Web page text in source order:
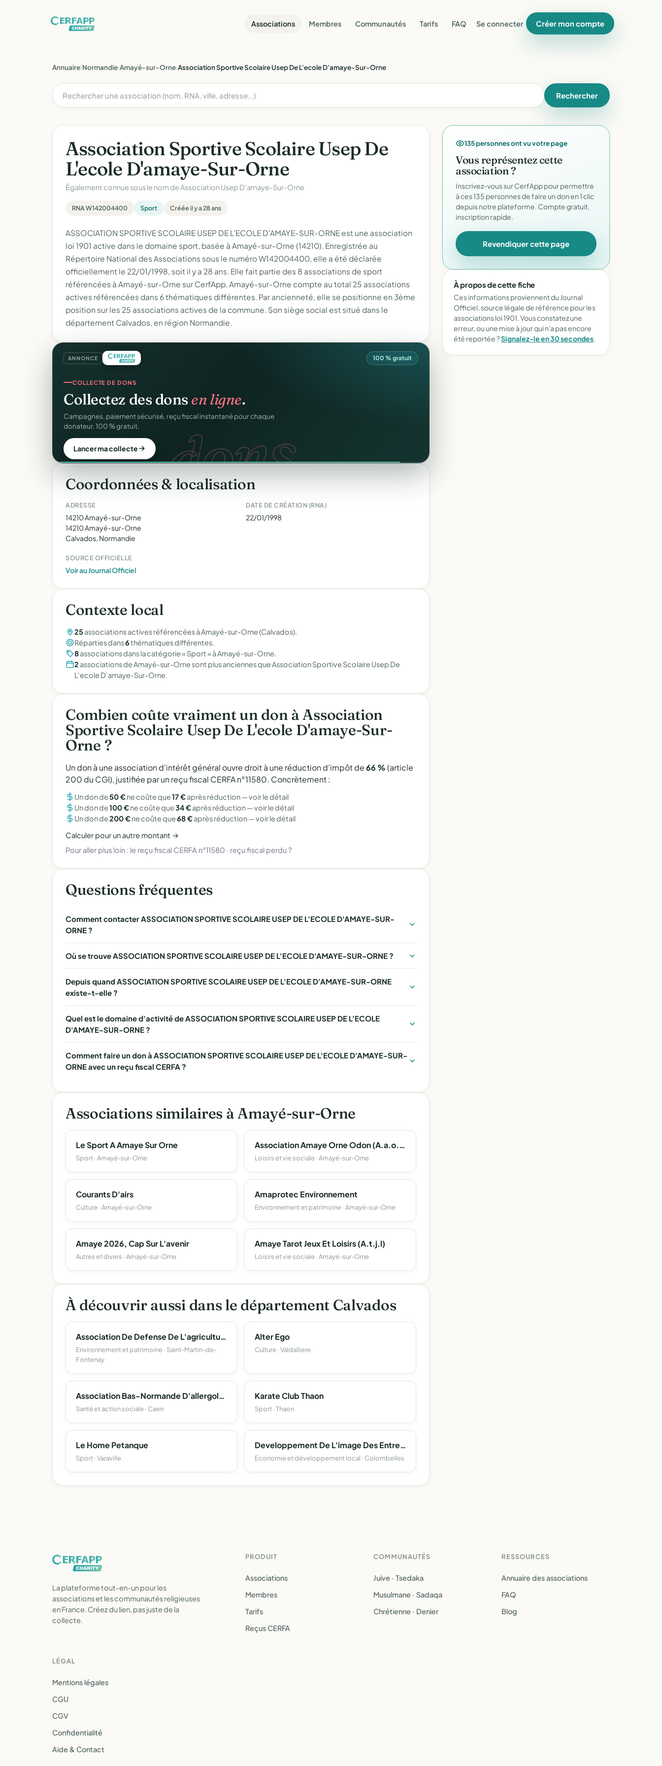
Associations Membres Communautés Tarifs FAQ Se connecter Créer mon compte
Annuaire›Normandie›Amayé-sur-Orne›Association Sportive Scolaire Usep De L'ecole D'amaye-Sur-Orne
Rechercher
Association Sportive Scolaire Usep De
L'ecole D'amaye-Sur-Orne
Également connue sous le nom deAssociation Usep D'amaye-Sur-Orne
RNA W142004400 Sport Créée il y a 28 ans
ASSOCIATION SPORTIVE SCOLAIRE USEP DE L'ECOLE D'AMAYE-SUR-ORNE est une association
loi 1901 active dans le domaine sport, basée à Amayé-sur-Orne (14210). Enregistrée au
Répertoire National des Associations sous le numéro W142004400, elle a été déclarée
officiellement le 22/01/1998, soit il y a 28 ans. Elle fait partie des 8 associations de sport
référencées à Amayé-sur-Orne sur CerfApp. Amayé-sur-Orne compte au total 25 associations
actives référencées dans 6 thématiques différentes. Par ancienneté, elle se positionne en 3ème
position sur les 25 associations actives de la commune. Son siège social est situé dans le
département Calvados, en région Normandie.
ANNONCE 100 % gratuit
CRM.
CRM ASSOCIATIF
UnCRM completpour vos membres.
Fiches donateurs, historique des dons, relances, adhésions — fini les
fichiers Excel.
Découvrir le CRM gratuit dons.
COLLECTE DE DONS
Collectez des donsen ligne.
Campagnes, paiement sécurisé, reçu fiscal instantané pour chaque
donateur. 100 % gratuit.
Lancer ma collecte
Coordonnées & localisation
ADRESSE
14210 Amayé-sur-Orne
14210 Amayé-sur-Orne
Calvados, Normandie
DATE DE CRÉATION (RNA)
22/01/1998
SOURCE OFFICIELLE
Voir au Journal Officiel
Contexte local
25associations actives référencées à Amayé-sur-Orne (Calvados).
Réparties dans6thématiques différentes.
8associations dans la catégorie « Sport » à Amayé-sur-Orne.
2 associations de Amayé-sur-Orne sont plus anciennes que Association Sportive Scolaire Usep De
L'ecole D'amaye-Sur-Orne.
Combien coûte vraiment un don à Association
Sportive Scolaire Usep De L'ecole D'amaye-Sur-
Orne ?
Un don à une association d'intérêt général ouvre droit à une réduction d'impôt de66 %(article
200 du CGI), justifiée par un reçu fiscal CERFA n°11580. Concrètement :
Un don de50 €ne coûte que17 €après réduction —voir le détail
Un don de100 €ne coûte que34 €après réduction —voir le détail
Un don de200 €ne coûte que68 €après réduction —voir le détail
Calculer pour un autre montant →
Pour aller plus loin : le reçu fiscal CERFA n°11580 · reçu fiscal perdu ?
Questions fréquentes
Comment contacter ASSOCIATION SPORTIVE SCOLAIRE USEP DE L'ECOLE D'AMAYE-SUR-
ORNE ?
Où se trouve ASSOCIATION SPORTIVE SCOLAIRE USEP DE L'ECOLE D'AMAYE-SUR-ORNE ?
Depuis quand ASSOCIATION SPORTIVE SCOLAIRE USEP DE L'ECOLE D'AMAYE-SUR-ORNE
existe-t-elle ?
Quel est le domaine d'activité de ASSOCIATION SPORTIVE SCOLAIRE USEP DE L'ECOLE
D'AMAYE-SUR-ORNE ?
Comment faire un don à ASSOCIATION SPORTIVE SCOLAIRE USEP DE L'ECOLE D'AMAYE-SUR-
ORNE avec un reçu fiscal CERFA ?
Associations similaires à Amayé-sur-Orne
Le Sport A Amaye Sur Orne
Sport · Amayé-sur-Orne
Association Amaye Orne Odon (A.a.o.o)
Loisirs et vie sociale · Amayé-sur-Orne
Courants D'airs
Culture · Amayé-sur-Orne
Amaprotec Environnement
Environnement et patrimoine · Amayé-sur-Orne
Amaye 2026, Cap Sur L'avenir
Autres et divers · Amayé-sur-Orne
Amaye Tarot Jeux Et Loisirs (A.t.j.l)
Loisirs et vie sociale · Amayé-sur-Orne
À découvrir aussi dans le département Calvados
Association De Defense De L'agriculture Contemporaine A.d.a.c
Environnement et patrimoine · Saint-Martin-de-
Fontenay
Alter Ego
Culture · Valdalliere
Association Bas-Normande D'allergologie
Santé et action sociale · Caen
Karate Club Thaon
Sport · Thaon
Le Home Petanque
Sport · Varaville
Developpement De L'image Des Entreprises Par Le Sport Dies
Economie et développement local · Colombelles
135 personnes ont vu votre page
Vous représentez cette
association ?
Inscrivez-vous sur CerfApp pour permettre
à ces 135 personnes de faire un don en 1 clic
depuis notre plateforme. Compte gratuit,
inscription rapide.
Revendiquer cette page
À propos de cette fiche
Ces informations proviennent du Journal
Officiel, source légale de référence pour les
associations loi 1901. Vous constatez une
erreur, ou une mise à jour qui n'a pas encore
été reportée ?Signalez-le en 30 secondes.
La plateforme tout-en-un pour les
associations et les communautés religieuses
en France. Créez du lien, pas juste de la
collecte.
PRODUIT
Associations
Membres
Tarifs
Reçus CERFA
COMMUNAUTÉS
Juive · Tsedaka
Musulmane · Sadaqa
Chrétienne · Denier
RESSOURCES
Annuaire des associations
FAQ
Blog
LÉGAL
Mentions légales
CGU
CGV
Confidentialité
Aide & Contact